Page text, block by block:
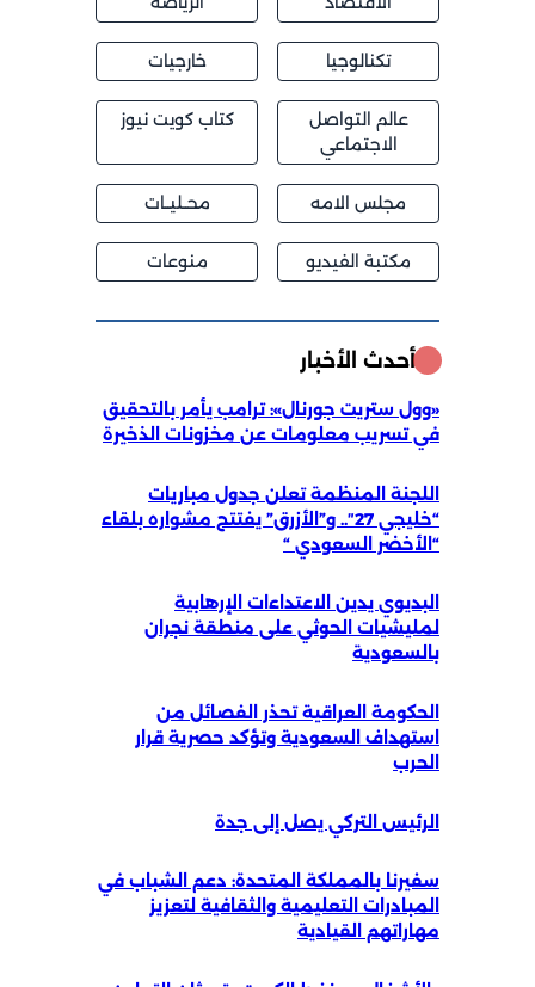
تكنالوجيا خارجيات
عالم التواصل
الاجتماعي
كتاب كويت نيوز
مجلس الامه محــليــات
مكتبة الفيديو منوعات
أحدث الأخبار
«وول ستريت جورنال»: ترامب يأمر بالتحقيق
في تسريب معلومات عن مخزونات الذخيرة
اللجنة المنظمة تعلن جدول مباريات
“خليجي 27″.. و”الأزرق” يفتتح مشواره بلقاء
“الأخضر السعودي “
البديوي يدين الاعتداءات الإرهابية
لمليشيات الحوثي على منطقة نجران
بالسعودية
الحكومة العراقية تحذر الفصائل من
استهداف السعودية وتؤكد حصرية قرار
الحرب
الرئيس التركي يصل إلى جدة
سفيرنا بالمملكة المتحدة: دعم الشباب في
المبادرات التعليمية والثقافية لتعزيز
مهاراتهم القيادية